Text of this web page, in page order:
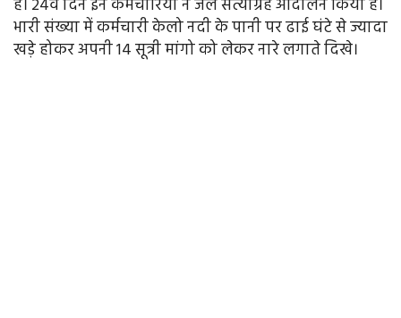
है। 24वें दिन इन कर्मचारियों ने जल सत्याग्रह आंदोलन किया है।
भारी संख्या में कर्मचारी केलो नदी के पानी पर ढाई घंटे से ज्यादा
खड़े होकर अपनी 14 सूत्री मांगो को लेकर नारे लगाते दिखे।